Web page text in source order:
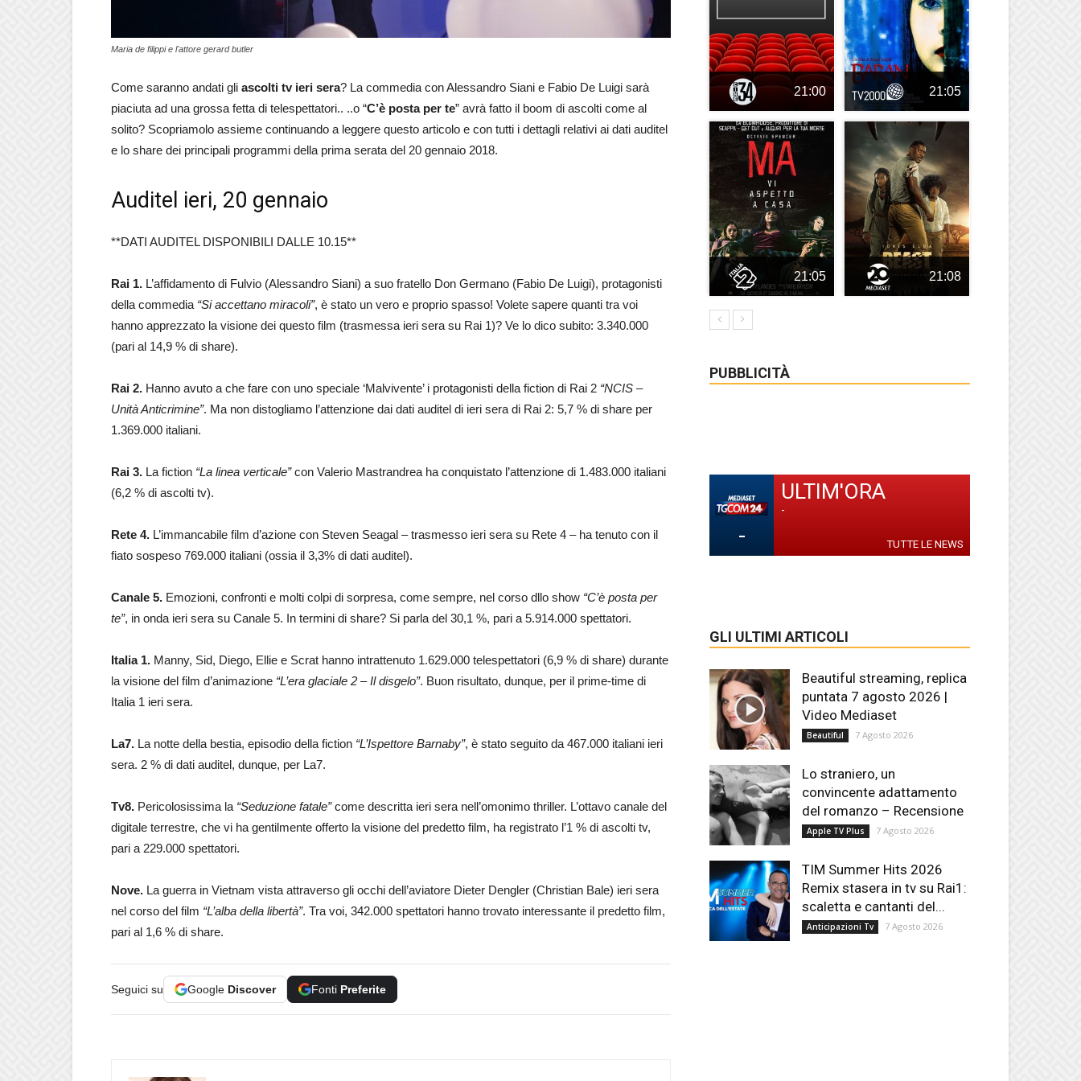
Maria de filippi e l'attore gerard butler
Come saranno andati gli ascolti tv ieri sera? La commedia con Alessandro Siani e Fabio De Luigi sarà
piaciuta ad una grossa fetta di telespettatori.. ..o “C’è posta per te” avrà fatto il boom di ascolti come al
solito? Scopriamolo assieme continuando a leggere questo articolo e con tutti i dettagli relativi ai dati auditel
e lo share dei principali programmi della prima serata del 20 gennaio 2018.
Auditel ieri, 20 gennaio
**DATI AUDITEL DISPONIBILI DALLE 10.15**
Rai 1. L’affidamento di Fulvio (Alessandro Siani) a suo fratello Don Germano (Fabio De Luigi), protagonisti
della commedia “Si accettano miracoli”, è stato un vero e proprio spasso! Volete sapere quanti tra voi
hanno apprezzato la visione dei questo film (trasmessa ieri sera su Rai 1)? Ve lo dico subito: 3.340.000
(pari al 14,9 % di share).
Rai 2. Hanno avuto a che fare con uno speciale ‘Malvivente’ i protagonisti della fiction di Rai 2 “NCIS –
Unità Anticrimine”. Ma non distogliamo l’attenzione dai dati auditel di ieri sera di Rai 2: 5,7 % di share per
1.369.000 italiani.
Rai 3. La fiction “La linea verticale”con Valerio Mastrandrea ha conquistato l’attenzione di 1.483.000 italiani
(6,2 % di ascolti tv).
Rete 4. L’immancabile film d’azione con Steven Seagal – trasmesso ieri sera su Rete 4 – ha tenuto con il
fiato sospeso 769.000 italiani (ossia il 3,3% di dati auditel).
Canale 5. Emozioni, confronti e molti colpi di sorpresa, come sempre, nel corso dllo show “C’è posta per
te”, in onda ieri sera su Canale 5. In termini di share? Si parla del 30,1 %, pari a 5.914.000 spettatori.
Italia 1. Manny, Sid, Diego, Ellie e Scrat hanno intrattenuto 1.629.000 telespettatori (6,9 % di share) durante
la visione del film d’animazione “L’era glaciale 2 – Il disgelo”. Buon risultato, dunque, per il prime-time di
Italia 1 ieri sera.
La7. La notte della bestia, episodio della fiction “L’Ispettore Barnaby”, è stato seguito da 467.000 italiani ieri
sera. 2 % di dati auditel, dunque, per La7.
Tv8. Pericolosissima la “Seduzione fatale”come descritta ieri sera nell’omonimo thriller. L’ottavo canale del
digitale terrestre, che vi ha gentilmente offerto la visione del predetto film, ha registrato l’1 % di ascolti tv,
pari a 229.000 spettatori.
Nove. La guerra in Vietnam vista attraverso gli occhi dell’aviatore Dieter Dengler (Christian Bale) ieri sera
nel corso del film “L’alba della libertà”. Tra voi, 342.000 spettatori hanno trovato interessante il predetto film,
pari al 1,6 % di share.
Seguici su Google Discover Fonti Preferite
21:00 21:05
21:05 21:08
PUBBLICITÀ
-
ULTIM'ORA
-
TUTTE LE NEWS
GLI ULTIMI ARTICOLI
Beautiful streaming, replica
puntata 7 agosto 2026 |
Video Mediaset
Beautiful 7 Agosto 2026
Lo straniero, un
convincente adattamento
del romanzo – Recensione
Apple TV Plus 7 Agosto 2026
TIM Summer Hits 2026
Remix stasera in tv su Rai1:
scaletta e cantanti del...
Anticipazioni Tv 7 Agosto 2026